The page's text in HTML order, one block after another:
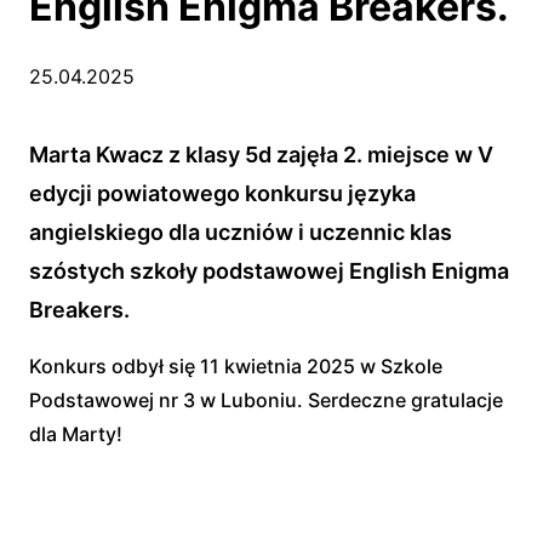
25.04.2025
Marta Kwacz z klasy 5d zajęła 2. miejsce w V
edycji powiatowego konkursu języka
angielskiego dla uczniów i uczennic klas
szóstych szkoły podstawowej English Enigma
Breakers.
Konkurs odbył się 11 kwietnia 2025 w Szkole
Podstawowej nr 3 w Luboniu. Serdeczne gratulacje
dla Marty!